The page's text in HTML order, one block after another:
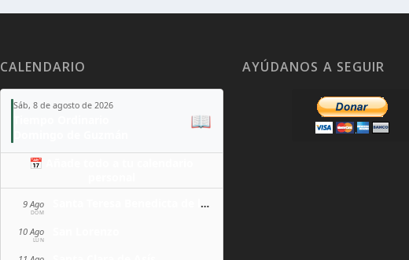
CALENDARIO
Sáb, 8 de agosto de 2026
📖
📅 Añade todo a tu calendario
9 Ago
DOM
Santa Teresa Benedicta de la Cruz
10 Ago
LUN
AYÚDANOS A SEGUIR